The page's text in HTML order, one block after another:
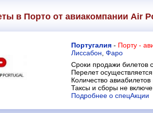
в Порто от авиакомпании Air
Португалия - Порту -
Лиссабон Фаро
Сроки продажи билетов
Перелет
Количество
Таксы и сборы не
Подробнее о спецАкции